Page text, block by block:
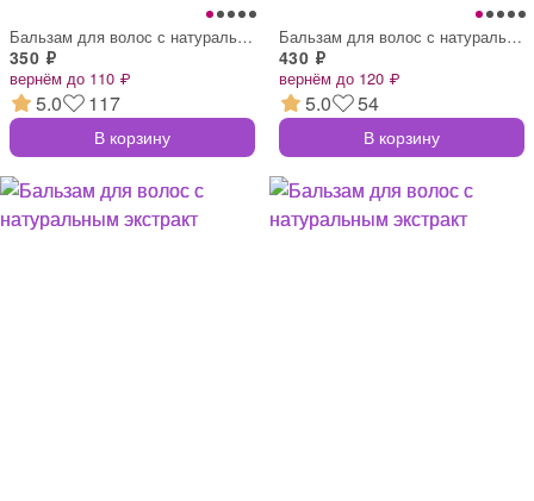
Бальзам для волос с натуральным экстракт
350 ₽
вернём до 110 ₽
5.0 117
В корзину
Бальзам для волос с натуральным экстракт
430 ₽
вернём до 120 ₽
5.0 54
В корзину